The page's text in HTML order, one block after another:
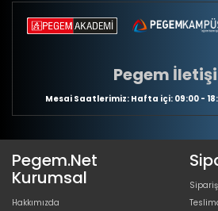
Pegem
Mesai Saatlerimiz: Hafta içi: 09:00 -
Pegem.Net
Kurumsal
Hakkımızda